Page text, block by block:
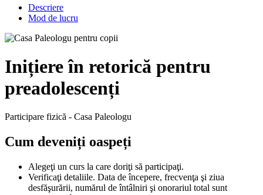
Descriere
Mod de lucru
Inițiere în retorică pentru
preadolescenți
Participare fizică - Casa Paleologu
Cum deveniți oaspeți
Alegeţi un curs la care doriţi să participaţi.
Verificaţi detaliile. Data de începere, frecvenţa şi ziua
desfăşurării, numărul de întâlniri şi onorariul total sunt